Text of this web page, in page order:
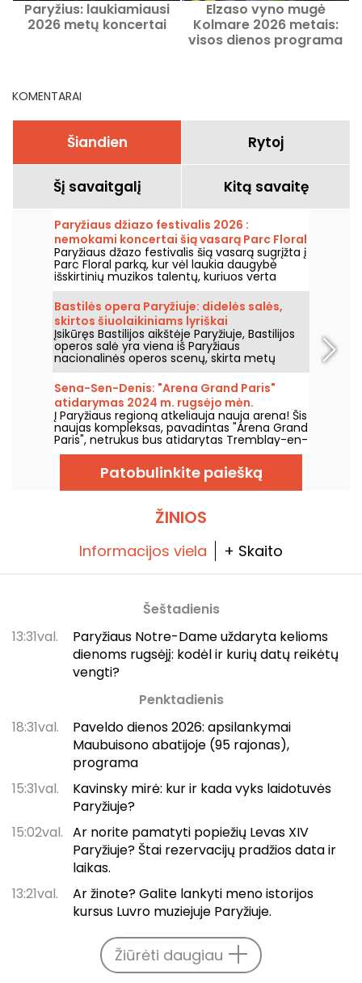
Paryžius: laukiamiausi
2026 metų koncertai
Elzaso vyno mugė
Kolmare 2026 metais:
visos dienos programa
KOMENTARAI
Šiandien Rytoj
Šį savaitgalį Kitą savaitę
Paryžiaus džiazo festivalis 2026 :
nemokami koncertai šią vasarą Parc Floral
grįžta, programa
Paryžiaus džazo festivalis šią vasarą sugrįžta į
Parc Floral parką, kur vėl laukia daugybė
išskirtinių muzikos talentų, kuriuos verta
pamatyti ir išgirsti įspūdingo kaimo ramybės
fone. Štai nemokamų koncertų programa,
kurią kviečiame atrasti nuo 2026 m. birželio
24 d. iki 2026 m. rugsėjo 6 d.
Bastilės opera Paryžiuje: didelės salės,
skirtos šiuolaikiniams lyriškai
spektakliams
Įsikūręs Bastilijos aikštėje Paryžiuje, Bastilijos
operos salė yra viena iš Paryžiaus
nacionalinės operos scenų, skirta metų
bėgyje rengti operas ir baletus. Atidaryta
1989 metais, ši šiuolaikinė architektūros
erdvė pritraukia plačią auditoriją ir tampa
svarbiu tašku, kur sužinoti apie šalies lyriškus
ir choreografinius pasirodymus sostinėje.
Sena-Sen-Denis: "Arena Grand Paris"
atidarymas 2024 m. rugsėjo mėn.
Į Paryžiaus regioną atkeliauja nauja arena! Šis
naujas kompleksas, pavadintas "Arena Grand
Paris", netrukus bus atidarytas Tremblay-en-
France, Seine-Saint-Denis, ir turės dvi 7000 ir
2000 vietų sales. Mes jums viską apie tai
papasakosime.Patobulinkite paiešką
ŽINIOS
Informacijos viela + Skaito
Šeštadienis
13:31val.
Paryžiaus Notre-Dame uždaryta kelioms
dienoms rugsėjį: kodėl ir kurių datų reikėtų
vengti?
Penktadienis
18:31val.
Paveldo dienos 2026: apsilankymai
Maubuisono abatijoje (95 rajonas),
programa
15:31val.
Kavinsky mirė: kur ir kada vyks laidotuvės
Paryžiuje?
15:02val. Ar norite pamatyti popiežių Levas XIV
Paryžiuje? Štai rezervacijų pradžios data ir
laikas.
13:21val.
Ar žinote? Galite lankyti meno istorijos
kursus Luvro muziejuje Paryžiuje.
Žiūrėti daugiau